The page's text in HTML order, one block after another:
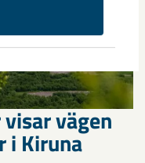
vägen
i Kiruna